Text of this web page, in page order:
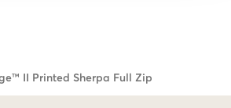
II Printed Sherpa Full Zip